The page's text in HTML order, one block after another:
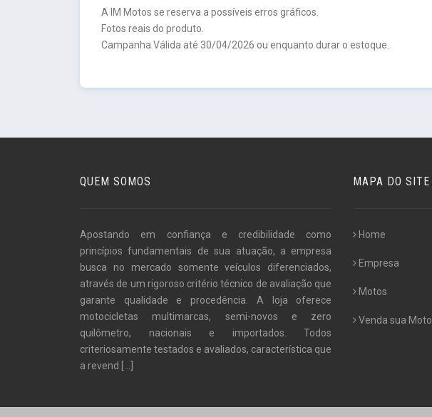
A IM Motos se reserva a possíveis erros gráficos.
Fotos reais do produto.
Campanha Válida até 30/04/2026 ou enquanto durar o estoque.
QUEM SOMOS
Apostando em confiança e credibilidade como
princípios fundamentais de sua atuação, a empresa
busca no mercado somente veículos diferenciados,
através de um rigoroso critério técnico de avaliação que
garante qualidade e procedência. A loja oferece
motocicletas multimarcas, semi-novos e zero
quilômetro, nacionais e importados. Todos
criteriosamente testados e avaliados, característica que
a revend
MAPA DO SITE
Home
Empresa
Motos
Venda sua Moto